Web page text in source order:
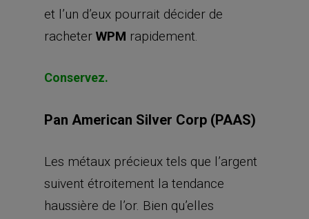
et l’un d’eux pourrait décider de
racheter WPM rapidement.
Conservez.
Pan American Silver Corp (PAAS)
Les métaux précieux tels que l’argent
suivent étroitement la tendance
haussière de l’or. Bien qu’elles